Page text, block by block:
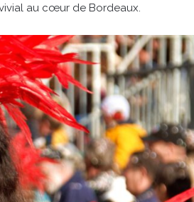
au cœur de Bordeaux.